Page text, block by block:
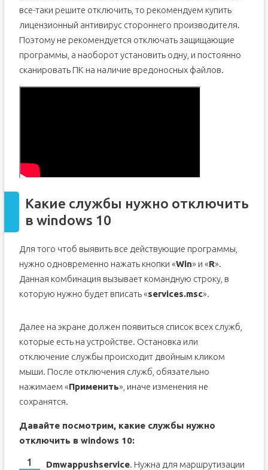
все-таки решите отключить, то рекомендуем купить
лицензионный антивирус стороннего производителя.
Поэтому не рекомендуется отключать защищающие
программы, а наоборот установить одну, и постоянно
сканировать ПК на наличие вредоносных файлов.
Какие службы нужно отключить
в windows 10
Для того чтоб выявить все действующие программы,
нужно одновременно нажать кнопки «Win» и «R».
Данная комбинация вызывает командную строку, в
которую нужно будет вписать «services.msc».
Далее на экране должен появиться список всех служб,
которые есть на устройстве. Остановка или
отключение службы происходит двойным кликом
мыши. После отключения служб, обязательно
нажимаем «Применить», иначе изменения не
сохранятся.
Давайте посмотрим, какие службы нужно
отключить в windows 10:
Dmwappushservice. Нужна для маршрутизации